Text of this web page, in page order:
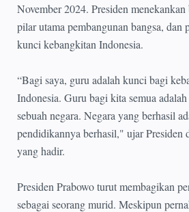
November 2024. Presiden
pilar utama pembangunan bangsa, dan
kunci kebangkitan Indonesia.
“Bagi saya, guru adalah kunci bagi
Indonesia. Guru bagi kita semua
sebuah negara. Negara yang berhasil
pendidikannya berhasil," ujar Presiden
yang hadir.
Presiden Prabowo turut membagikan
sebagai seorang murid. Meskipun